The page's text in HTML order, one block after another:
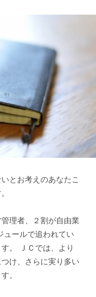
とお考えのあなたこ
理者、２割が自由業
ュールで追われてい
。 ＪＣでは、より
け、さらに実り多い
。